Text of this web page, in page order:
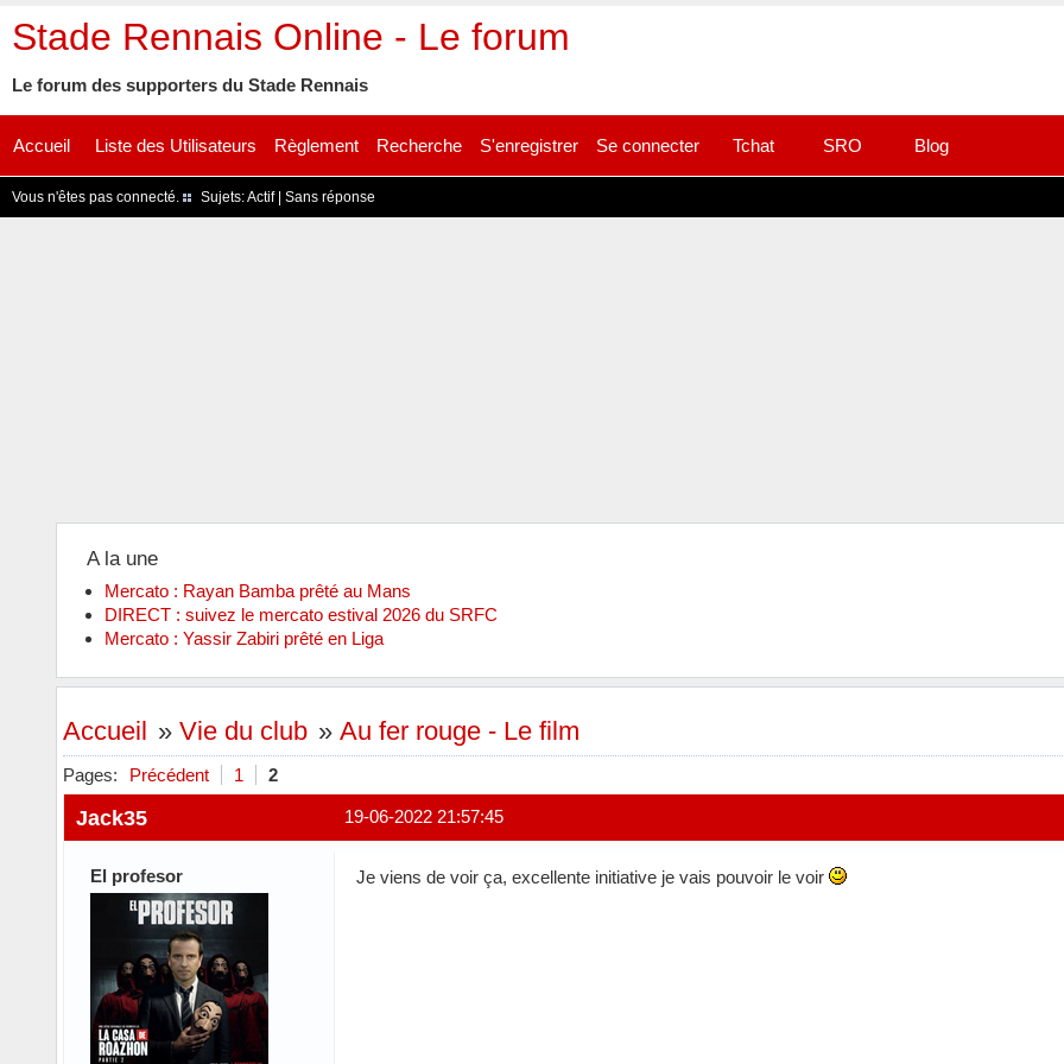
Stade Rennais Online - Le forum
Le forum des supporters du Stade Rennais
Accueil Liste des Utilisateurs Règlement Recherche S'enregistrer Se connecter Tchat SRO Blog
Vous n'êtes pas connecté. Sujets:Actif| Sans réponse
A la une
Mercato : Rayan Bamba prêté au Mans
DIRECT : suivez le mercato estival 2026 du SRFC
Mercato : Yassir Zabiri prêté en Liga
Accueil » Vie du club » Au fer rouge - Le film
Pages: Précédent 1 2
19-06-2022 21:57:45
Jack35
El profesor Je viens de voir ça, excellente initiative je vais pouvoir le voir